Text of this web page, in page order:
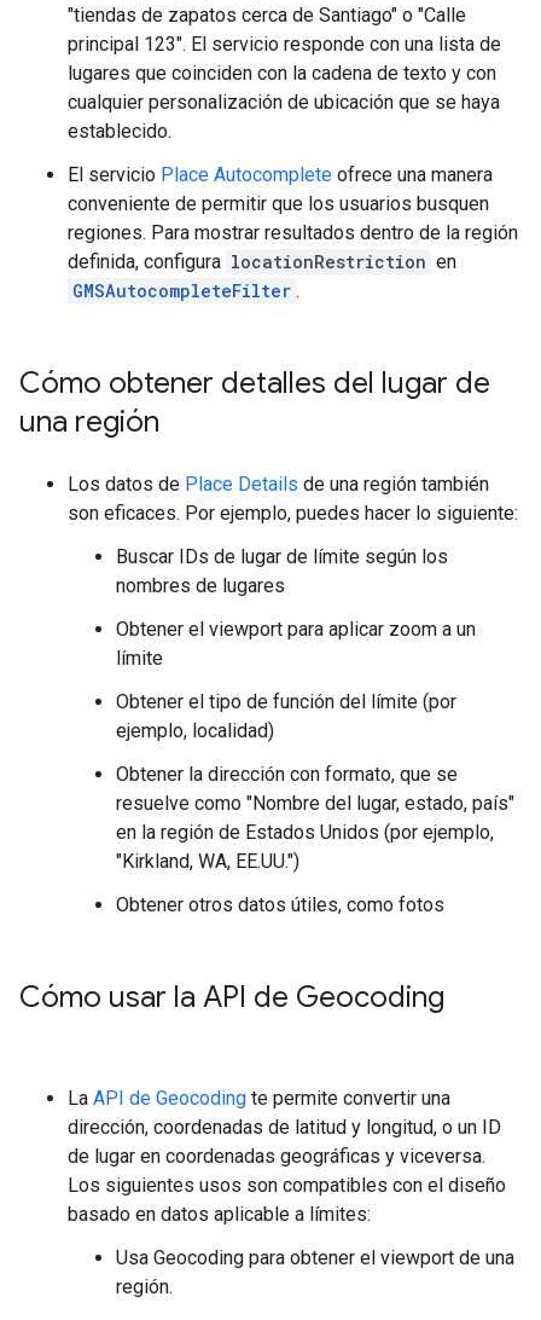
"tiendas de zapatos cerca de Santiago" o "Calle
principal 123". El servicio responde con una lista de
lugares que coinciden con la cadena de texto y con
cualquier personalización de ubicación que se haya
establecido.
El servicio Place Autocomplete ofrece una manera
conveniente de permitir que los usuarios busquen
regiones. Para mostrar resultados dentro de la región
definida, configura locationRestriction en
GMSAutocompleteFilter .
Cómo obtener detalles del lugar de
una región
Los datos de Place Details de una región también
son eficaces. Por ejemplo, puedes hacer lo siguiente:
Buscar IDs de lugar de límite según los
nombres de lugares
Obtener el viewport para aplicar zoom a un
límite
Obtener el tipo de función del límite (por
ejemplo, localidad)
Obtener la dirección con formato, que se
resuelve como "Nombre del lugar, estado, país"
en la región de Estados Unidos (por ejemplo,
"Kirkland, WA, EE.UU.")
Obtener otros datos útiles, como fotos
Cómo usar la API de Geocoding
La API de Geocoding te permite convertir una
dirección, coordenadas de latitud y longitud, o un ID
de lugar en coordenadas geográficas y viceversa.
Los siguientes usos son compatibles con el diseño
basado en datos aplicable a límites:
Usa Geocoding para obtener el viewport de una
región.